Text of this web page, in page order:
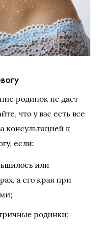
родинок не дает
что у вас есть все
консультацией к
если:
или
а его края при
родинки;